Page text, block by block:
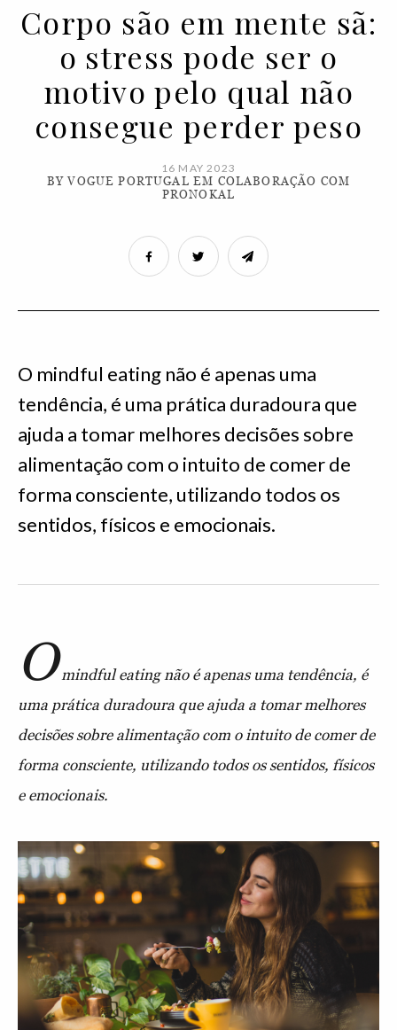
Corpo são em mente sã:
o stress pode ser o
motivo pelo qual não
consegue perder peso
16 MAY 2023
BY VOGUE PORTUGAL EM COLABORAÇÃO COM
PRONOKAL
O mindful eating não é apenas uma
tendência, é uma prática duradoura que
ajuda a tomar melhores decisões sobre
alimentação com o intuito de comer de
forma consciente, utilizando todos os
sentidos, físicos e emocionais.
O mindful eating não é apenas uma tendência, é
uma prática duradoura que ajuda a tomar melhores
decisões sobre alimentação com o intuito de comer de
forma consciente, utilizando todos os sentidos, físicos
e emocionais.